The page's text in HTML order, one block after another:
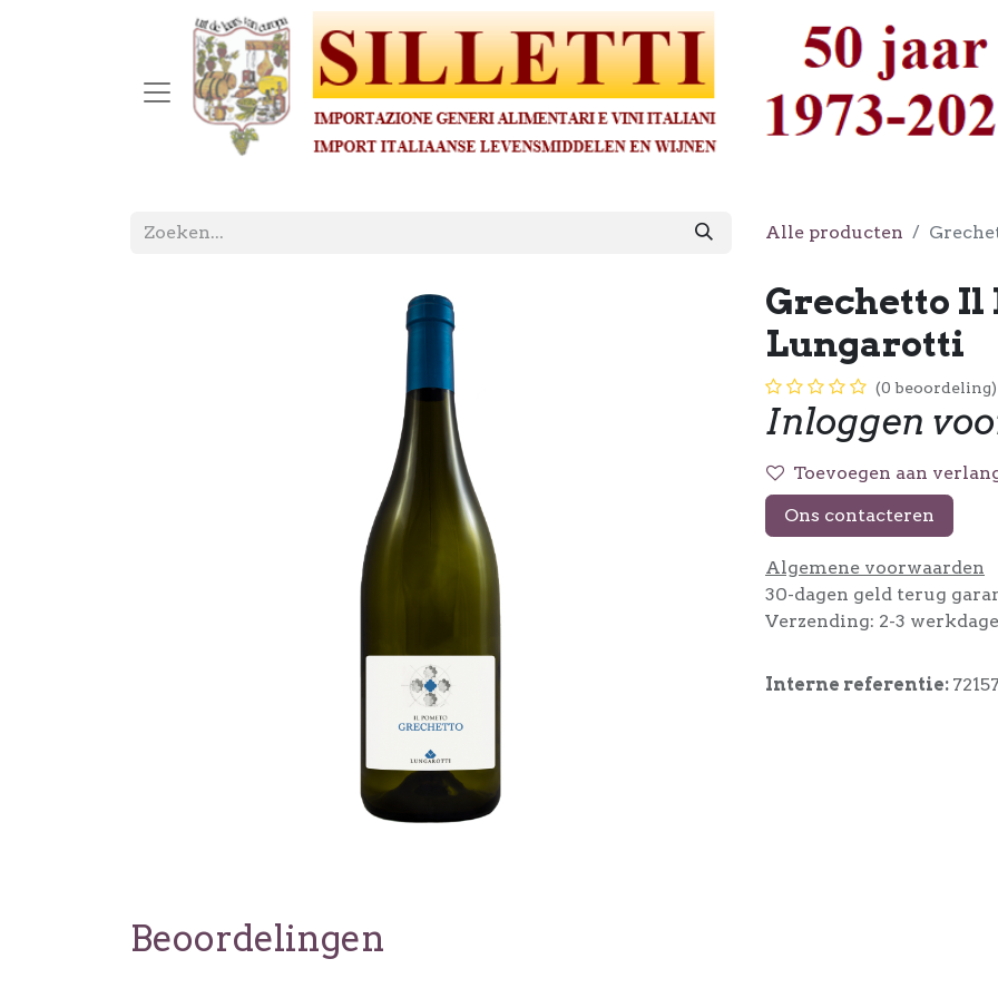
Alle producten
Grechetto Il
Lungarotti
(0 beoordeling)
Inloggen
Toevoegen aan
Ons contacteren
Algemene voorwaarden
30-dagen geld terug
Verzending: 2-3
Interne referentie:
Beoordelingen